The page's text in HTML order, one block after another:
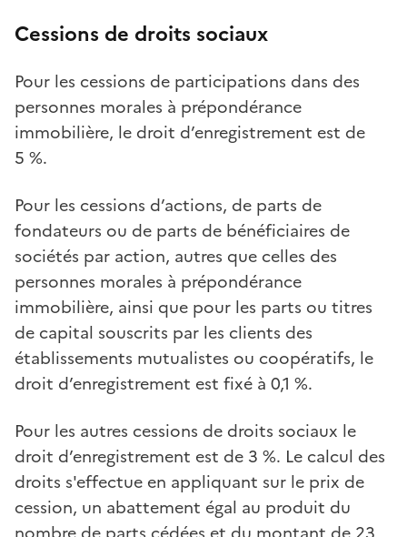
Cessions de droits sociaux
Pour les cessions de participations dans des
personnes morales à prépondérance
immobilière, le droit d’enregistrement est de
5 %.
Pour les cessions d’actions, de parts de
fondateurs ou de parts de bénéficiaires de
sociétés par action, autres que celles des
personnes morales à prépondérance
immobilière, ainsi que pour les parts ou titres
de capital souscrits par les clients des
établissements mutualistes ou coopératifs, le
droit d’enregistrement est fixé à 0,1 %.
Pour les autres cessions de droits sociaux le
droit d’enregistrement est de 3 %. Le calcul des
droits s'effectue en appliquant sur le prix de
cession, un abattement égal au produit du